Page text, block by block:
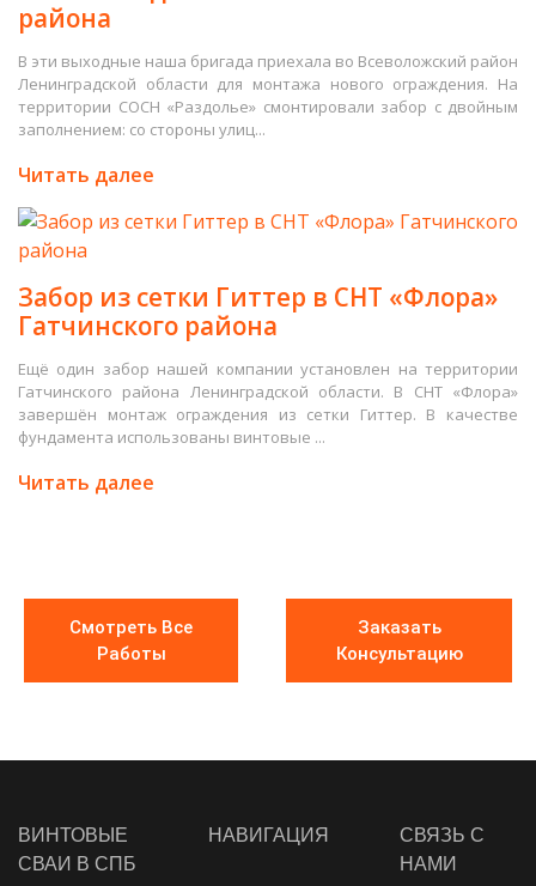
района
В эти выходные наша бригада приехала во Всеволожский район
Ленинградской области для монтажа нового ограждения. На
территории СОСН «Раздолье» смонтировали забор с двойным
заполнением: со стороны улиц...
Читать далее
Забор из сетки Гиттер в СНТ «Флора»
Гатчинского района
Ещё один забор нашей компании установлен на территории
Гатчинского района Ленинградской области. В СНТ «Флора»
завершён монтаж ограждения из сетки Гиттер. В качестве
фундамента использованы винтовые ...
Читать далее
Смотреть Все
Работы
Заказать
Консультацию
ВИНТОВЫЕ
СВАИ В СПБ
НАВИГАЦИЯ
СВЯЗЬ С
НАМИ